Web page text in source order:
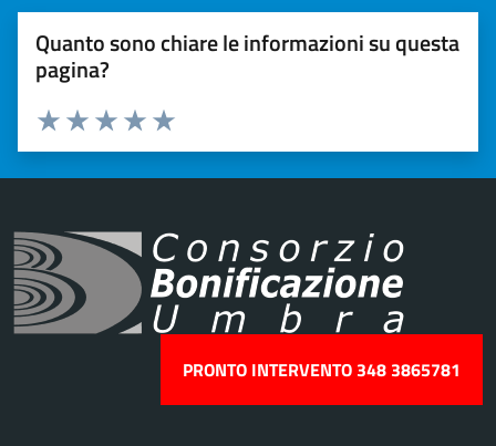
Quanto sono chiare le informazioni su questa
pagina?
Valuta 5 stelle su 5
Valuta 4 stelle su 5
Valuta 3 stelle su 5
Valuta 2 stelle su 5
Valuta 1 stelle su 5
PRONTO INTERVENTO 348 3865781